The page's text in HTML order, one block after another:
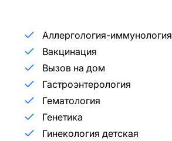
Аллергология-иммунология
Вакцинация
Вызов на дом
Гастроэнтерология
Гематология
Генетика
Гинекология детская